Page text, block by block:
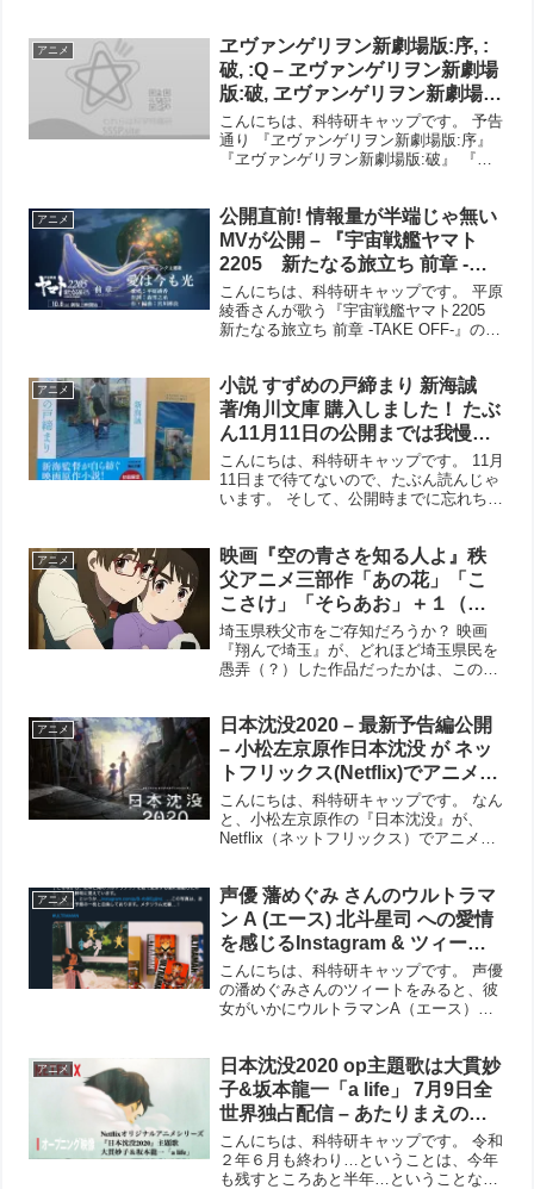
トよ永遠に REBEL3199』 制作決定。 ち
ょっと妄想...
アニメ
ヱヴァンゲリヲン新劇場版:序, :
破, :Q – ヱヴァンゲリヲン新劇場
版:破, ヱヴァンゲリヲン新劇場
版:Ｑ 公式無料開放がスタート！
こんにちは、科特研キャップです。 予告
通り 『ヱヴァンゲリヲン新劇場版:序』
『ヱヴァンゲリヲン新劇場版:破』 『ヱ
ァンゲリヲン新劇場版：序
EVANGELION:...
アニメ
公開直前! 情報量が半端じゃ無い
MVが公開 – 『宇宙戦艦ヤマト
2205 新たなる旅立ち 前章 -
TAKE OFF-』エンディング主題
歌「愛は今も光」MV
こんにちは、科特研キャップです。 平原
綾香さんが歌う『宇宙戦艦ヤマト2205
新たなる旅立ち 前章 -TAKE OFF-』のエ
量満載。もしかしたら予告編よりも情報
量的...
アニメ
小説 すずめの戸締まり 新海誠
著/角川文庫 購入しました！ たぶ
ん11月11日の公開までは我慢で
きないので読んでしまいます📖
こんにちは、科特研キャップです。 11月
11日まで待てないので、たぶん読んじゃ
います。 そして、公開時までに忘れちゃ
関連リンク 公式サイト: 公式Twitter:
アニメ
映画『空の青さを知る人よ』秩
父アニメ三部作「あの花」「こ
こさけ」「そらあお」＋１（プ
ラスワン「ちちぶでぶちち」）
埼玉県秩父市をご存知だろうか？ 映画
『翔んで埼玉』が、どれほど埼玉県民を
愚弄（？）した作品だったかは、この映
からもうかがえるように、埼玉県にはい
くつかのブロックがあり、...
アニメ
日本沈没2020 – 最新予告編公開
– 小松左京原作日本沈没 が ネッ
トフリックス(Netflix)でアニメ化
2020年7月9日 湯浅政明監督 – 声
優:上田麗奈 村中知 佐々木優子
てらそままさき
こんにちは、科特研キャップです。 なん
と、小松左京原作の『日本沈没』が、
Netflix（ネットフリックス）でアニメ化
左京×監督：湯浅政明―いま描くべき...
アニメ
声優 藩めぐみ さんのウルトラマ
ン A (エース) 北斗星司 への愛情
を感じるInstagram & ツィート
北斗星司の声もいいけどペガッ
サ星人ペガの声もいいよね！
こんにちは、科特研キャップです。 声優
の潘めぐみさんのツィートをみると、彼
女がいかにウルトラマンA（エース）愛
の声を務めていることに、とても深い運
命的な出会いがあ...
アニメ
日本沈没2020 op主題歌は大貫妙
子&坂本龍一「a life」 7月9日全
世界独占配信 – あたりまえの日
常の大切さ愛しさを歌う
こんにちは、科特研キャップです。 令和
２年６月も終わり…ということは、今年
も残すところあと半年…ということなの